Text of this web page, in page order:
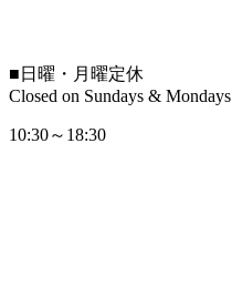
■ 日曜・月曜定休
Closed on Sundays & Mondays
10:30～18:30